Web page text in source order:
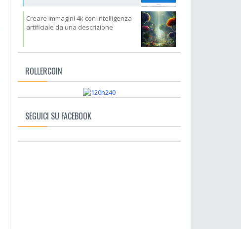
Creare immagini 4k con intelligenza
artificiale da una descrizione
ROLLERCOIN
SEGUICI SU FACEBOOK